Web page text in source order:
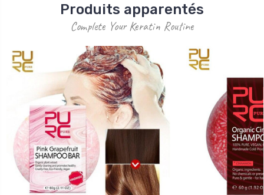
Produits apparentés
Complete Your Keratin Routine